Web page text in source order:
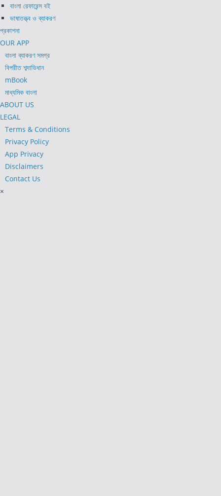
বাংলা রেফারেন্স বই
ভাষাতত্ত্ব ও ব্যাকরণ
প্রকাশনা
OUR APP
বাংলা ব্যাকরণ সমগ্র
বিপরীত শব্দাভিধান
mBook
মাধ্যমিক বাংলা
ABOUT US
LEGAL
Terms & Conditions
Privacy Policy
App Privacy
Disclaimers
Contact Us
×